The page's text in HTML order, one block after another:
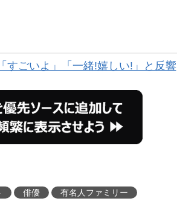
すごいよ」「一緒!嬉しい!」と反響
俳優 有名人ファミリー